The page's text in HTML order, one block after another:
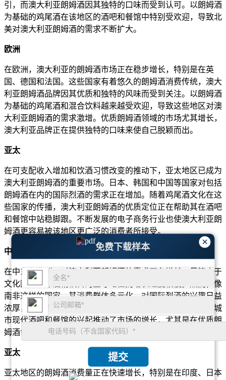
×
免费下载样本
提交
引，而澳大利亚朗姆酒因其独特的口味而受到认可。以朗姆酒
为基础的鸡尾酒在该地区的酒吧和餐馆中特别受欢迎，导致北
美对澳大利亚朗姆酒的需求不断扩大。
欧洲
在欧洲，澳大利亚的朗姆酒市场正在稳步增长，特别是在英
国、德国和法国。这些国家有着悠久的朗姆酒消费传统，澳大
利亚朗姆酒品牌因其优质和独特的风味而受到关注。以朗姆酒
为基础的鸡尾酒和混合饮料越来越受欢迎，导致这些地区对澳
大利亚朗姆酒的需求激增。优质朗姆酒领域的市场尤其增长，
澳大利亚品牌正在提供独特的口味来使自己脱颖而出。
亚太
在可支配收入增加和饮酒习惯改变的推动下，亚太地区已成为
澳大利亚朗姆酒的重要市场。日本、韩国和中国等国家对包括
朗姆酒在内的国际烈酒的需求正在增加。随着鸡尾酒文化在这
些国家的传播，澳大利亚朗姆酒的优质定位正在帮助其在酒吧
和餐馆中站稳脚跟。不断发展的电子商务行业也使澳大利亚朗
姆酒更容易被该地区更广泛的消费者所接受。
中东和非洲
在中东和非洲，对澳大利亚朗姆酒的需求正在增长，尽管由于
文化因素和非酒精饮料的主导地位而增长速度较慢。然而，像
南非这样的国家，其消费群体多元化，对国际烈酒的兴趣日益
浓厚，朗姆酒消费量有所增加。开普敦和约翰内斯堡等主要城
市现代酒吧和餐馆的兴起推动了市场的增长，尤其是在优质朗
姆酒领域。
亚太
亚太地区的朗姆酒消费量正在快速增长，特别是在印度、日本